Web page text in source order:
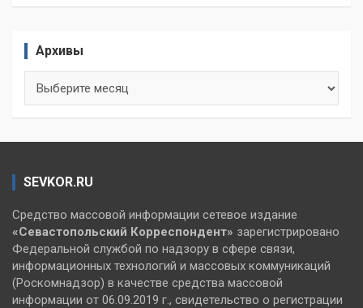
Архивы
SEVKOR.RU
Средство массовой информации сетевое издание
«Севастопольский Корреспондент» зарегистрировано
Федеральной службой по надзору в сфере связи,
информационных технологий и массовых коммуникаций
(Роскомнадзор) в качестве средства массовой
информации от 06.09.2019 г., свидетельство о регистрации